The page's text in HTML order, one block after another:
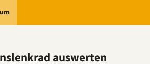
auswerten